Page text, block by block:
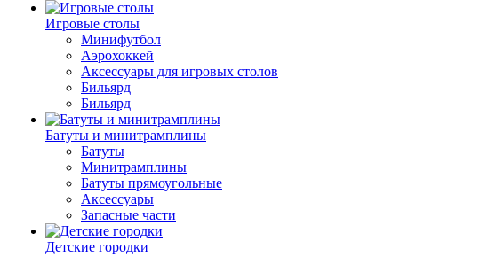
Игровые столы
Минифутбол
Аэрохоккей
Аксессуары для игровых столов
Бильяpд
Бильяpд
Батуты и минитрамплины
Батуты
Минитрамплины
Батуты прямоугольные
Аксессуары
Запасные части
Детские городки